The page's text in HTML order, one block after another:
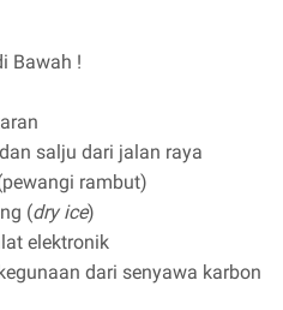
Bawah !
salju dari jalan raya
rambut)
(dry ice)
elektronik
dari senyawa karbon